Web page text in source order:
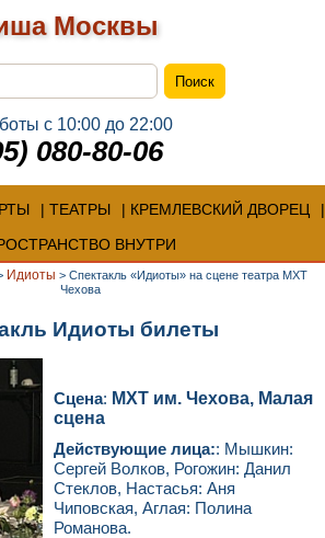
Москвы
с 10:00 до 22:00
080-80-06
ТЕАТРЫ
КРЕМЛЕВСКИЙ ДВОРЕЦ
ВНУТРИ
Идиоты > Спектакль «Идиоты» на сцене театра МХТ
Чехова
Идиоты билеты
Сцена: МХТ им. Чехова, Малая
сцена
Действующие лица:: Мышкин:
Сергей Волков, Рогожин: Данил
Стеклов, Настасья: Аня
Чиповская, Аглая: Полина
Романова.